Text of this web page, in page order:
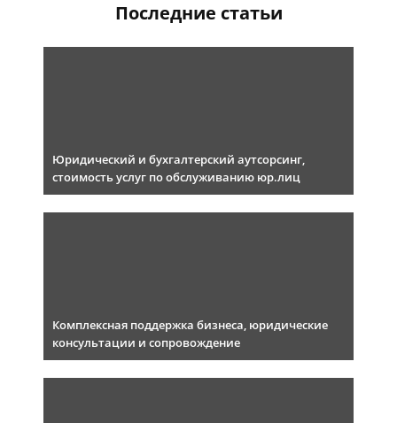
Последние статьи
Юридический и бухгалтерский аутсорсинг,
стоимость услуг по обслуживанию юр.лиц
Комплексная поддержка бизнеса, юридические
консультации и сопровождение